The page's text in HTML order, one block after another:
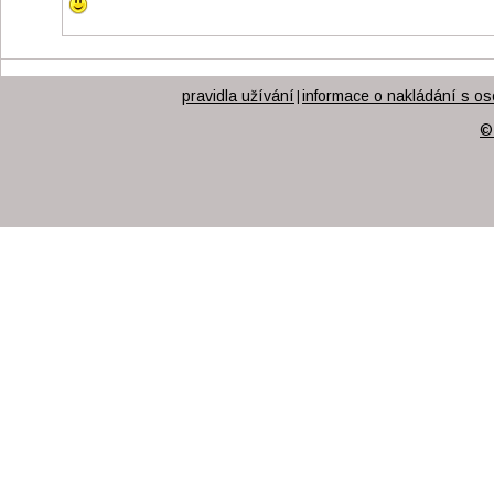
pravidla užívání | informace o nakládání s
©